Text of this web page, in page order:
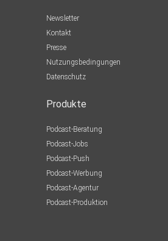
Newsletter
Kontakt
Presse
Nutzungsbedingungen
Datenschutz
Produkte
Podcast-Beratung
Podcast-Jobs
Podcast-Push
Podcast-Werbung
Podcast-Agentur
Podcast-Produktion